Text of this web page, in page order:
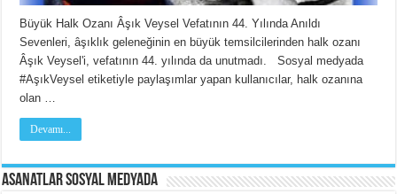
Büyük Halk Ozanı Âşık Veysel Vefatının 44. Yılında Anıldı
Sevenleri, âşıklık geleneğinin en büyük temsilcilerinden halk ozanı
Âşık Veysel'i, vefatının 44. yılında da unutmadı. Sosyal medyada
#AşıkVeysel etiketiyle paylaşımlar yapan kullanıcılar, halk ozanına
olan …
Devamı...
Asanatlar Sosyal Medyada